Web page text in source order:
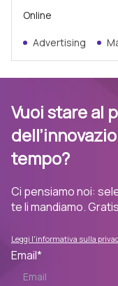
Online
Advertising
Vuoi stare al
tempo?
Ci pensiamo noi:
te li mandiamo. Gratis
Leggi l'informativa sulla
Email*